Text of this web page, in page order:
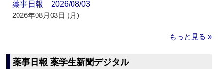
薬事日報 2026/08/03
2026年08月03日 (月)
もっと見る »
薬事日報 薬学生新聞デジタル